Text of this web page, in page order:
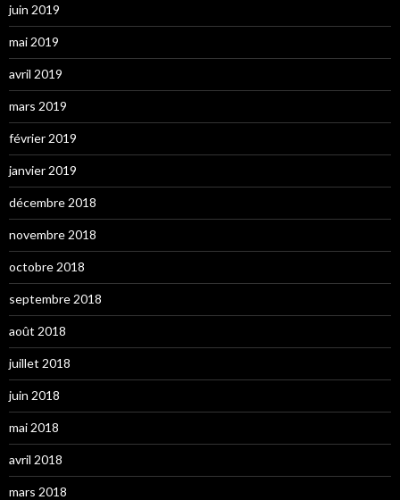
juin 2019
mai 2019
avril 2019
mars 2019
février 2019
janvier 2019
décembre 2018
novembre 2018
octobre 2018
septembre 2018
août 2018
juillet 2018
juin 2018
mai 2018
avril 2018
mars 2018